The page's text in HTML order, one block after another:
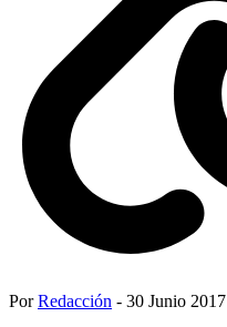
PorRedacción - 30 Junio 2017